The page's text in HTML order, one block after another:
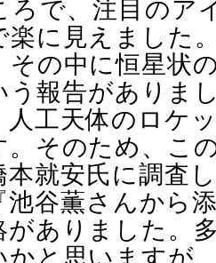
ろで、注目のア
楽に見えました
その中に恒星状
う報告がありま
人工天体のロケ
。そのため、こ
本就安氏に調査
池谷薫さんから
がありました。
かと思いますが